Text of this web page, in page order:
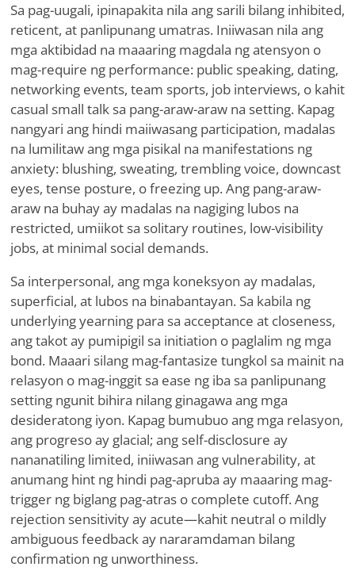
Sa pag-uugali, ipinapakita nila ang sarili bilang inhibited,
reticent, at panlipunang umatras. Iniiwasan nila ang
mga aktibidad na maaaring magdala ng atensyon o
mag-require ng performance: public speaking, dating,
networking events, team sports, job interviews, o kahit
casual small talk sa pang-araw-araw na setting. Kapag
nangyari ang hindi maiiwasang participation, madalas
na lumilitaw ang mga pisikal na manifestations ng
anxiety: blushing, sweating, trembling voice, downcast
eyes, tense posture, o freezing up. Ang pang-araw-
araw na buhay ay madalas na nagiging lubos na
restricted, umiikot sa solitary routines, low-visibility
jobs, at minimal social demands.
Sa interpersonal, ang mga koneksyon ay madalas,
superficial, at lubos na binabantayan. Sa kabila ng
underlying yearning para sa acceptance at closeness,
ang takot ay pumipigil sa initiation o paglalim ng mga
bond. Maaari silang mag-fantasize tungkol sa mainit na
relasyon o mag-inggit sa ease ng iba sa panlipunang
setting ngunit bihira nilang ginagawa ang mga
desideratong iyon. Kapag bumubuo ang mga relasyon,
ang progreso ay glacial; ang self-disclosure ay
nananatiling limited, iniiwasan ang vulnerability, at
anumang hint ng hindi pag-apruba ay maaaring mag-
trigger ng biglang pag-atras o complete cutoff. Ang
rejection sensitivity ay acute—kahit neutral o mildly
ambiguous feedback ay nararamdaman bilang
confirmation ng unworthiness.